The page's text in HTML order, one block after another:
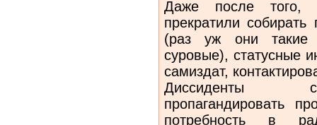
Даже после того,
прекратили
(раз уж они такие
суровые), статусные
самиздат,
Диссиденты
пропагандировать
потребность в